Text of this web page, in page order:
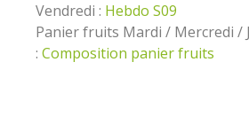
Vendredi : Hebdo S09
Panier fruits Mardi / Mercredi /
: Composition panier fruits